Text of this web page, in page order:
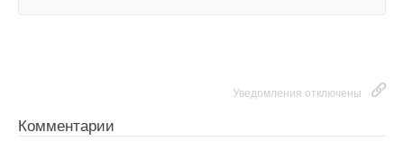
Уведомления отключены
Комментарии